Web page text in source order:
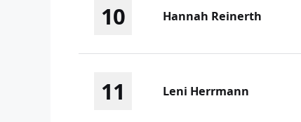
10 Hannah Reinerth
11 Leni Herrmann